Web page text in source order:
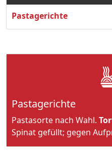
Pastagerichte
Pastagerichte
Pastasorte nach Wahl.
Spinat gefüllt; gegen